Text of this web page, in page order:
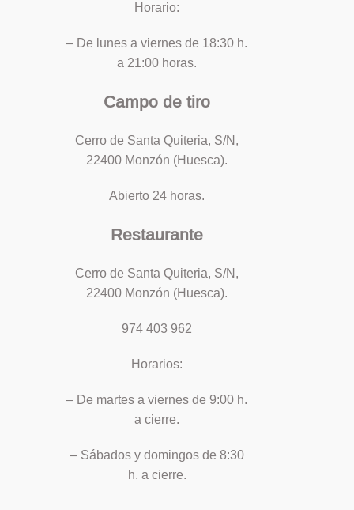
Horario:
– De lunes a viernes de 18:30 h.
a 21:00 horas.
Campo de tiro
Cerro de Santa Quiteria, S/N,
22400 Monzón (Huesca).
Abierto 24 horas.
Restaurante
Cerro de Santa Quiteria, S/N,
22400 Monzón (Huesca).
974 403 962
Horarios:
– De martes a viernes de 9:00 h.
a cierre.
– Sábados y domingos de 8:30
h. a cierre.